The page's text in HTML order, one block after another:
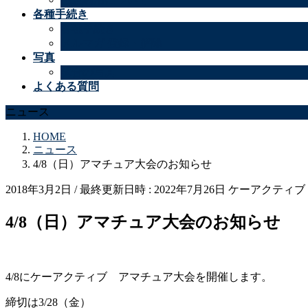
各種手続き
写真
よくある質問
ニュース
HOME
ニュース
4/8（日）アマチュア大会のお知らせ
2018年3月2日 / 最終更新日時 : 2022年7月26日 ケーアクティブ
4/8（日）アマチュア大会のお知らせ
4/8にケーアクティブ アマチュア大会を開催します。
締切は3/28（金）